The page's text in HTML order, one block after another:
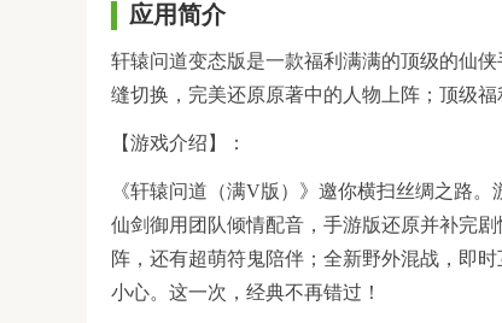
应用简介
轩辕问道变态版是一款福利满满的顶级的仙
缝切换，完美还原原著中的人物上阵；顶级福
【游戏介绍】：
《轩辕问道（满V版）》邀你横扫丝绸之路
仙剑御用团队倾情配音，手游版还原并补完
阵，还有超萌符鬼陪伴；全新野外混战，即
小心。这一次，经典不再错过！